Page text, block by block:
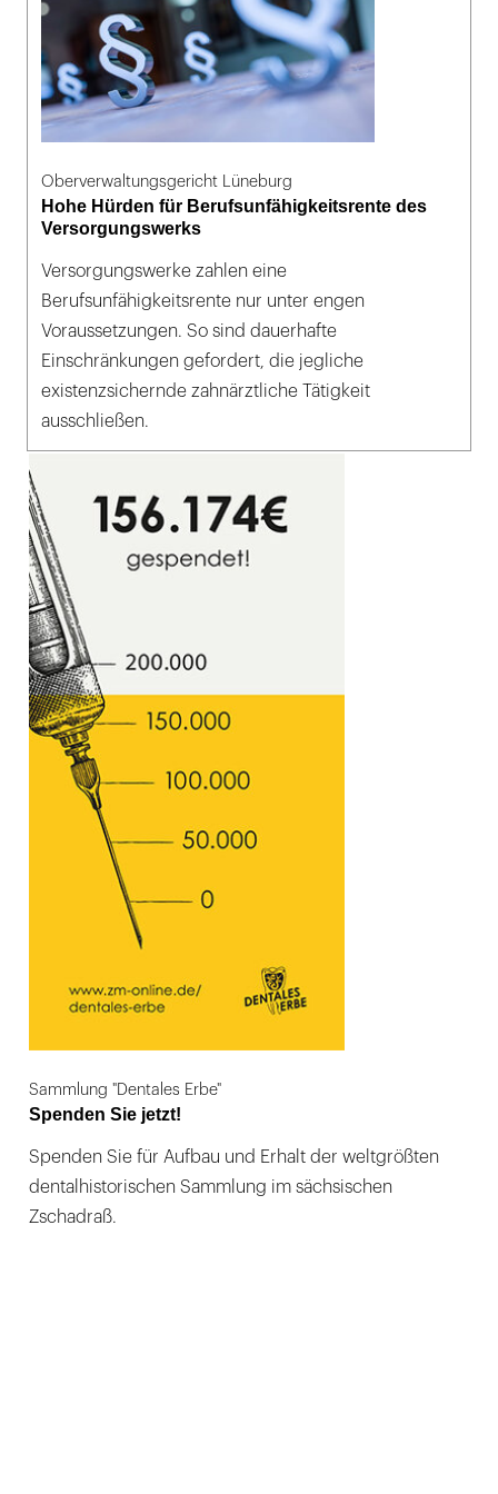
Oberverwaltungsgericht Lüneburg
Hohe Hürden für Berufsunfähigkeitsrente des
Versorgungswerks
Versorgungswerke zahlen eine
Berufsunfähigkeitsrente nur unter engen
Voraussetzungen. So sind dauerhafte
Einschränkungen gefordert, die jegliche
existenzsichernde zahnärztliche Tätigkeit
ausschließen.
Sammlung "Dentales Erbe"
Spenden Sie jetzt!
Spenden Sie für Aufbau und Erhalt der weltgrößten
dentalhistorischen Sammlung im sächsischen
Zschadraß.